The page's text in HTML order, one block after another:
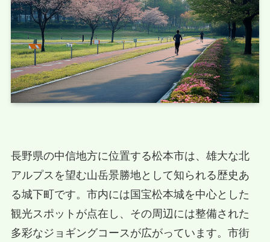
長野県の中信地方に位置する松本市は、雄大な北
アルプスを望む山岳景勝地として知られる歴史あ
る城下町です。市内には国宝松本城を中心とした
観光スポットが点在し、その周辺には整備された
多彩なジョギングコースが広がっています。市街